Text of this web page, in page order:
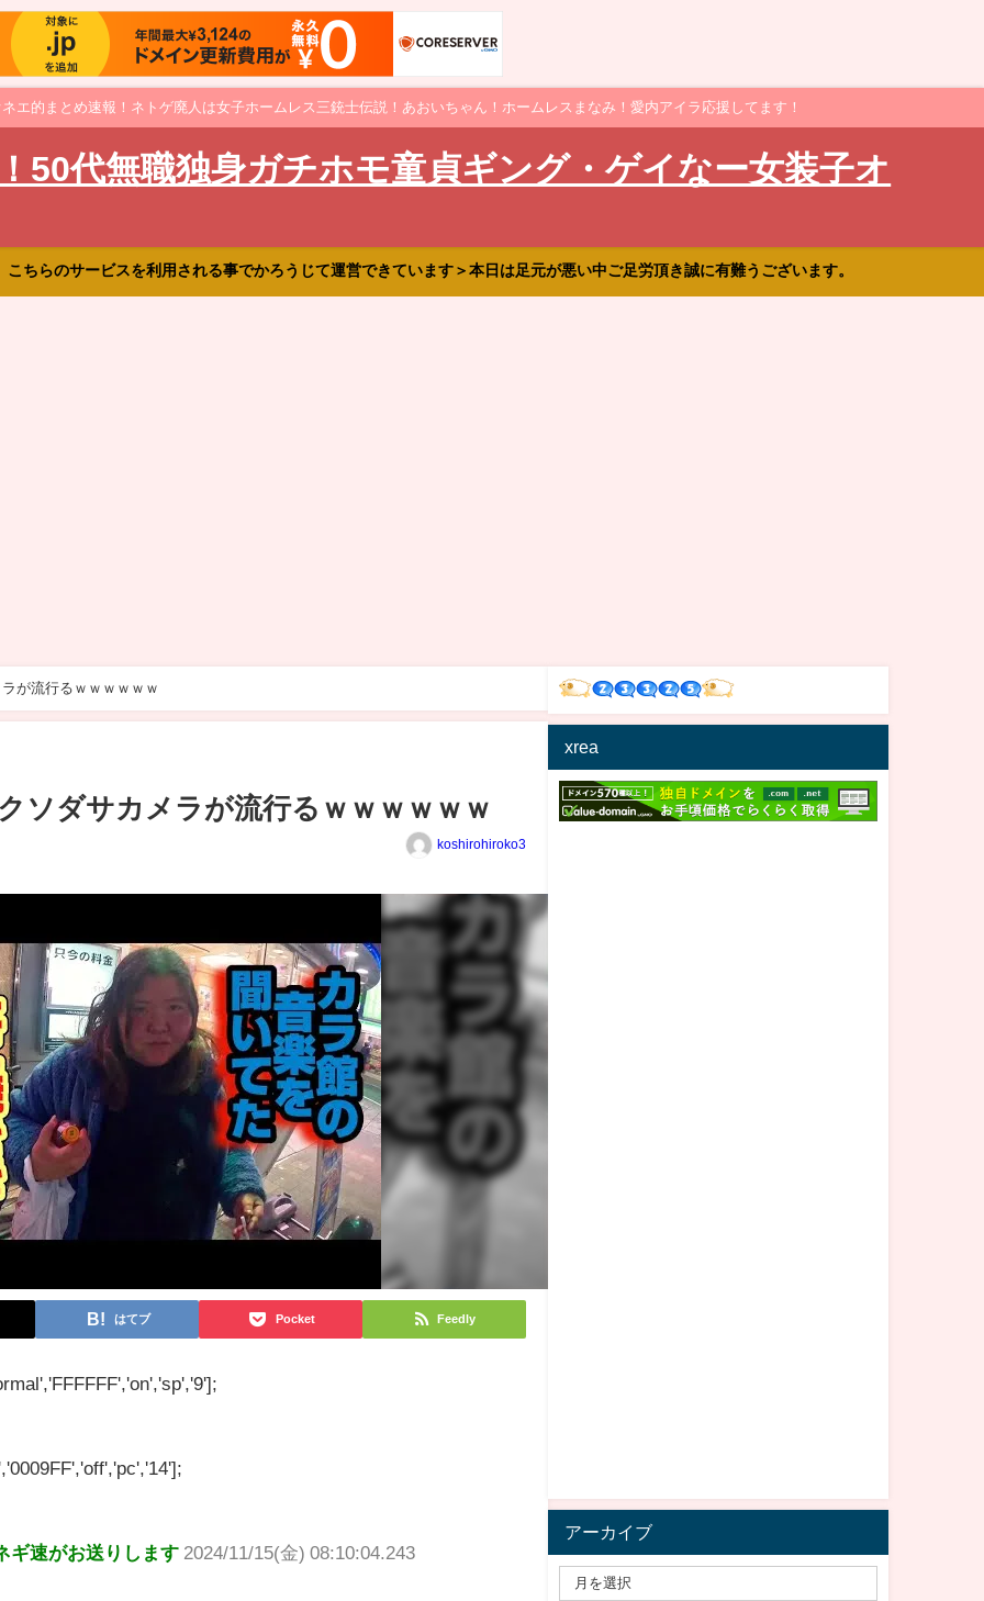
エ的まとめ速報！ネトゲ廃人は女子ホームレス三銃士伝説！あおいちゃん！ホームレスまなみ！愛内アイラ応援してます！
50代無職独身ガチホモ童貞ギング・ゲイなー女装子オ
ちらのサービスを利用される事でかろうじて運営できています＞本日は足元が悪い中ご足労頂き誠に有難うございます。
が流行るｗｗｗｗｗｗ
ソダサカメラが流行るｗｗｗｗｗｗ
koshirohiroko3
はてブ Pocket Feedly
ギ速がお送りします 2024/11/15(金) 08:10:04.243
xrea
アーカイブ